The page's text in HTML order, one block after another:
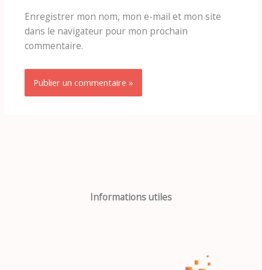
Enregistrer mon nom, mon e-mail et mon site
dans le navigateur pour mon prochain
commentaire.
Informations utiles